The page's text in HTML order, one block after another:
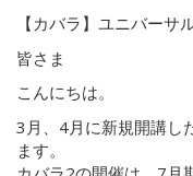
【カバラ】ユニバーサ
皆さま
こんにちは。
3月、4月に新規開講し
ます。